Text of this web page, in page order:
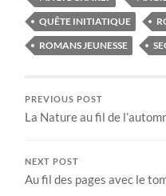
QUÊTE INITIATIQUE
ROMANS JEUNESSE
PREVIOUS POST
La Nature au fil de
NEXT POST
Au fil des pages avec le